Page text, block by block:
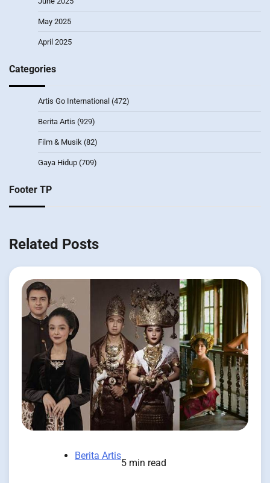
May 2025
April 2025
Categories
Artis Go International (472)
Berita Artis (929)
Film & Musik (82)
Gaya Hidup (709)
Footer TP
Related Posts
Berita Artis
5 min read